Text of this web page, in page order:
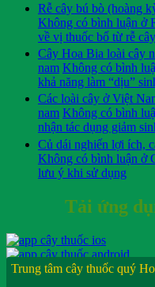
Rễ cây bú bò (hoàng
Không có bình luận ở
về vị thuốc bổ từ rễ cây
Cây Hoa Bia loài cây
nam Không có bình
khả năng làm “dịu”
Các loài cây ở Việt
nam Không có bình
nhận tác dụng giảm
Củ dái nghiến lợi ích,
Không có bình luận ở
lưu ý khi sử dụng
Tải ứng
Trung tâm cây thuốc quý